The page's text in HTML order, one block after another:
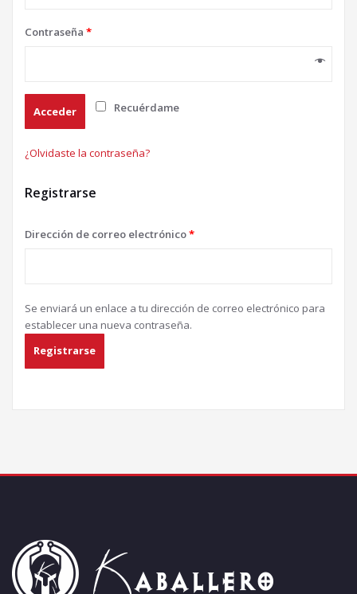
Contraseña *
Recuérdame
Acceder
¿Olvidaste la contraseña?
Registrarse
Dirección de correo electrónico*
Se enviará un enlace a tu dirección de correo electrónico para
establecer una nueva contraseña.
Registrarse